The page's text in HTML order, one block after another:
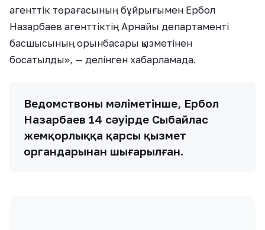
агенттік төрағасының бұйрығымен Ербол
Назарбаев агенттіктің Арнайы департаменті
басшысының орынбасары қызметінен
босатылды», — делінген хабарламада.
Ведомствоның мәліметінше, Ербол
Назарбаев 14 сәуірде Сыбайлас
жемқорлыққа қарсы қызмет
органдарынан шығарылған.